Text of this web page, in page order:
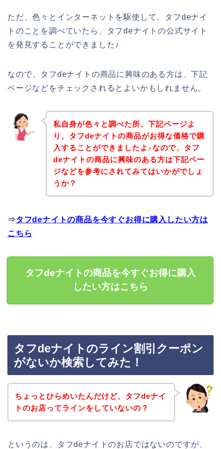
ただ、色々とインターネットを駆使して、タフdeナイ
トのことを調べていたら、タフdeナイトの公式サイト
を発見することができました♪
なので、タフdeナイトの商品に興味のある方は、下記
ページなどをチェックされるとよいかもしれません。
私自身が色々と調べた所、下記ページよ
り、タフdeナイトの商品がお得な価格で購
入することができましたよ♪なので、タフ
deナイトの商品に興味のある方は下記ペー
ジなどを参考にされてみてはいかがでしょ
うか？
⇒タフdeナイトの商品を今すぐお得に購入したい方は
こちら
タフdeナイトの商品を今すぐお得に購入
したい方はこちら
タフdeナイトのライン割引クーポン
がないか検索してみた！
ちょっとひらめいたんだけど、タフdeナイ
トのお店ってラインをしていないの？
というのは、タフdeナイトのお店ではないのですが、